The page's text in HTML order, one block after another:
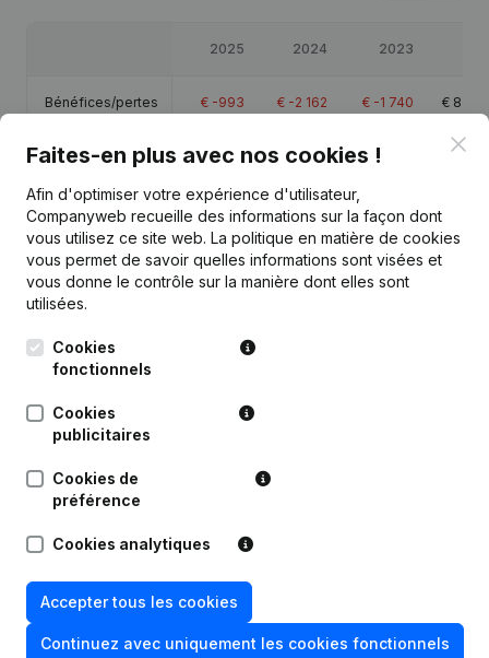
2025 2024 2023
Bénéfices/pertes € -993 € -2 162 € -1 740 € 87
Capitaux propres €110 885 € 111 878 €114 040 115
Marge brute € 26 354 €26 243 €21 664
Publications
Date Publication
Nominations
08-04-2014
Rubrique Constitution (Nouvelle
Personne Morale, Ouverture
Succursale, etc...)
Faites-en plus avec nos cookies !
Afin d'optimiser votre expérience d'utilisateur,
Companyweb recueille des informations sur la façon dont
vous utilisez ce site web. La politique en matière de cookies
vous permet de savoir quelles informations sont visées et
vous donne le contrôle sur la manière dont elles sont
utilisées.
Cookies
fonctionnels
Cookies
publicitaires
Cookies de
préférence
Cookies analytiques
Accepter tous les cookies
Continuez avec uniquement les cookies fonctionnels